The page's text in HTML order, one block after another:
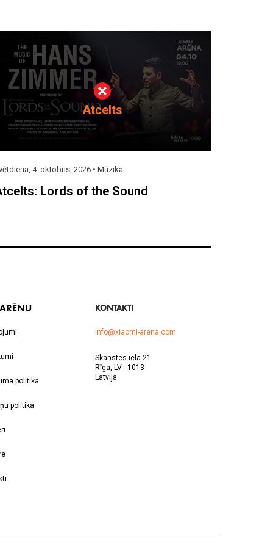
Atcelts
4. oktobris, 2026 • Mūzika
Lords of the Sound
politika
politika
KONTAKTI
info@xiaomi-arena.com
Skanstes iela 21
Rīga, LV - 1013
Latvija